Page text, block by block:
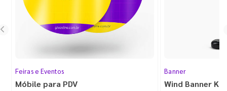
Feiras e Eventos
Móbile para PDV
Banner
Wind Banner